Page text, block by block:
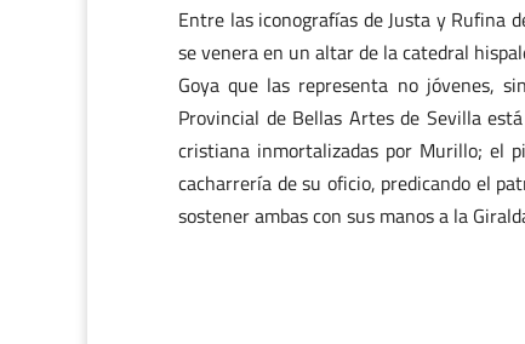
Entre las iconografías de Justa y Rufina
se venera en un altar de la catedral
Goya que las representa no jóvenes,
Provincial de Bellas Artes de Sevilla
cristiana inmortalizadas por Murillo; el
cacharrería de su oficio, predicando el
sostener ambas con sus manos a la